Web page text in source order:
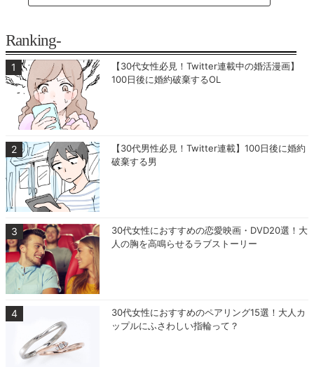
Ranking-
【30代女性必見！Twitter連載中の婚活漫画】
100日後に婚約破棄するOL
【30代男性必見！Twitter連載】100日後に婚約
破棄する男
30代女性におすすめの恋愛映画・DVD20選！大
人の胸を高鳴らせるラブストーリー
30代女性におすすめのペアリング15選！大人カ
ップルにふさわしい指輪って？